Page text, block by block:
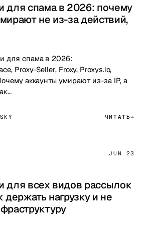
для спама в 2026: почему
не из-за действий,
для спама в 2026:
Proxy-Seller, Froxy, Proxys.io,
аккаунты умирают из-за IP, а
ЧИТАТЬ
JUN 23
для всех видов рассылок
держать нагрузку и не